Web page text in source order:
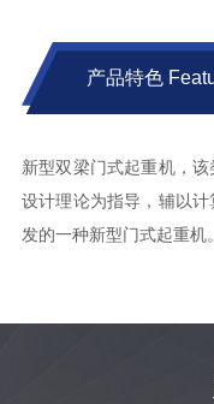
产品特色
新型双梁门式起重机，
设计理论为指导，辅以
发的一种新型门式起重机。